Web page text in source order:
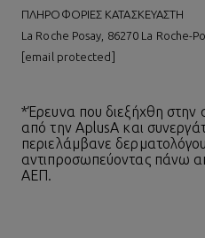
ΠΛΗΡΟΦΟΡΙΕΣ ΚΑΤΑΣΚΕΥΑΣΤΗ
La Roche Posay, 86270 La Roche-
[email protected]
*Έρευνα που διεξήχθη στην
από την AplusA και
περιελάμβανε
αντιπροσωπεύοντας πάνω
ΑΕΠ.